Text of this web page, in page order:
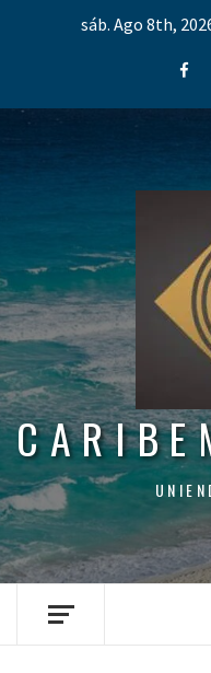
sáb. Ago 8th,